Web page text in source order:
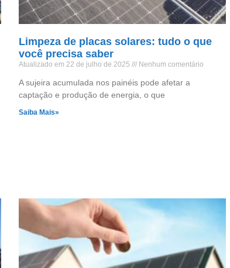
Limpeza de placas solares: tudo o que
você precisa saber
Atualizado em 22 de julho de 2025 Nenhum comentário
A sujeira acumulada nos painéis pode afetar a
captação e produção de energia, o que
Saiba Mais»